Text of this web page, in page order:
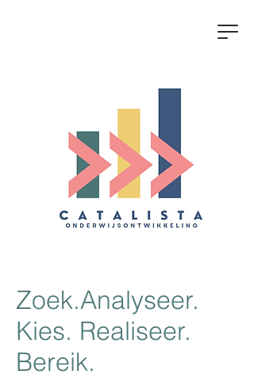
Zoek.Analyseer.
Kies. Realiseer.
Bereik.